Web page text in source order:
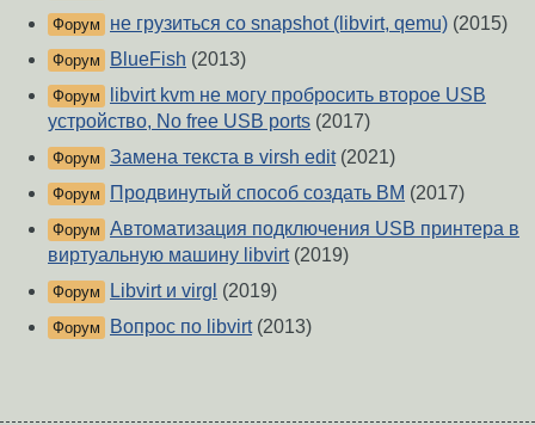
Форум не грузиться со snapshot (libvirt, qemu) (2015)
Форум BlueFish (2013)
Форум
libvirt kvm не могу пробросить второе USB
устройство, No free USB ports (2017)
Форум Замена текста в virsh edit(2021)
Форум Продвинутый способ создать ВМ (2017)
Форум Автоматизация подключения USB принтера в
виртуальную машину libvirt(2019)
Форум Libvirt и virgl (2019)
Форум Вопрос по libvirt(2013)